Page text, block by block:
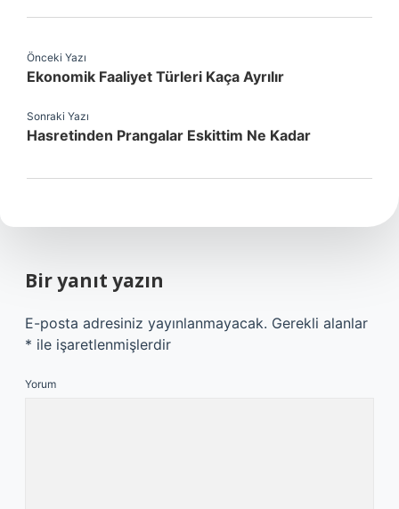
Önceki Yazı
Ekonomik Faaliyet Türleri Kaça Ayrılır
Sonraki Yazı
Hasretinden Prangalar Eskittim Ne Kadar
Bir yanıt yazın
E-posta adresiniz yayınlanmayacak. Gerekli alanlar
* ile işaretlenmişlerdir
Yorum